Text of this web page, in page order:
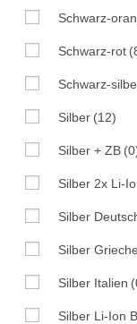
Schwarz-
Schwarz-rot
Schwarz-
Silber (12)
Silber + ZB
Silber 2x Li-
Silber
Silber
Silber Italien
Silber Li-Ion